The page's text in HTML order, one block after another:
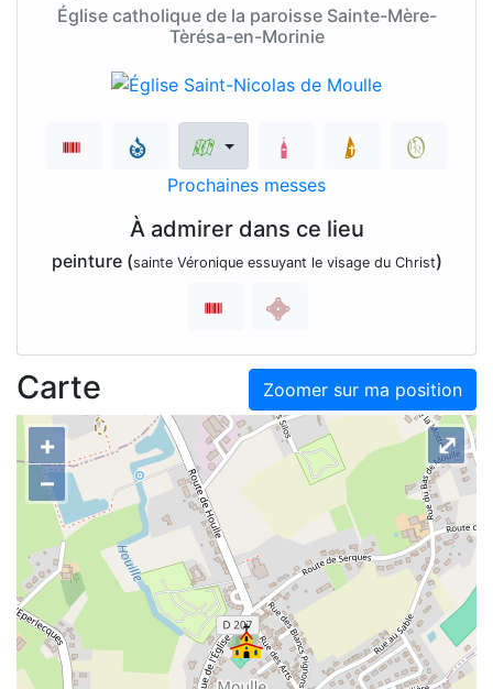
Église catholique de la paroisse Sainte-Mère-
Tèrésa-en-Morinie
Prochaines messes
À admirer dans ce lieu
peinture (sainte Véronique essuyant le visage du Christ)
Zoomer sur ma position
Carte
+
–
⤢